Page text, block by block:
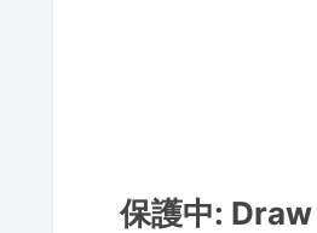
保護中: